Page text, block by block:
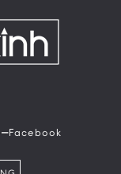
–Facebook